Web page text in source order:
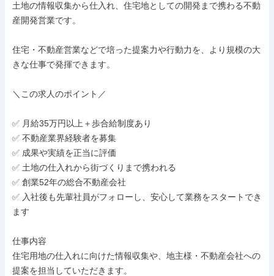
土地の情報収集から仕入れ、住宅地としての開発まで携わる不動
産開発営業です。
住宅・不動産営業などで培った提案力や行動力を、より規模の大
きな仕事で発揮できます。
＼この求人のポイント／
✅ 月給35万円以上＋歩合給制度あり
✅ 不動産業界経験者を募集
✅ 成果や実績を正当に評価
✅ 土地の仕入れから街づくりまで携われる
✅ 創業52年の総合不動産会社
✅ 入社後も先輩社員がフォローし、安心して業務をスタートでき
ます
仕事内容
住宅用地の仕入れに向けた情報収集や、地主様・不動産会社への
提案を担当していただきます。